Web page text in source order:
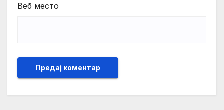
Веб место